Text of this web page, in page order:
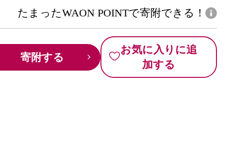
たまったWAON POINTで寄附できる！
寄附する
お気に入りに追
加する